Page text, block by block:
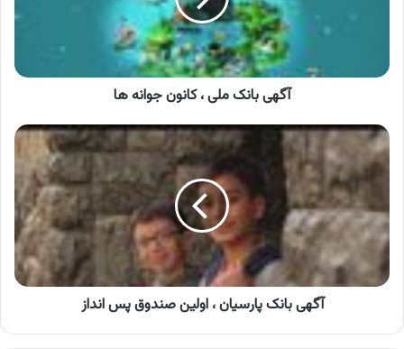
آگهی بانک ملی ، کانون جوانه ها
آگهی
بانک
پارسیان
اولین
صندوق
پس
انداز
آگهی بانک پارسیان ، اولین صندوق پس انداز